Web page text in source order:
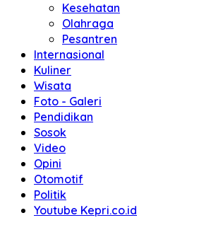
Kesehatan
Olahraga
Pesantren
Internasional
Kuliner
Wisata
Foto - Galeri
Pendidikan
Sosok
Video
Opini
Otomotif
Politik
Youtube Kepri.co.id